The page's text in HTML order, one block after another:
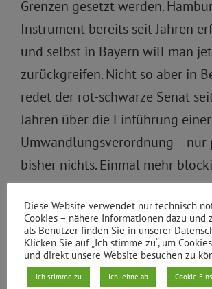
Grenzen gesetzt werden.
Instrument bereits seit Jahren
und selbst in Bayern will man
zurückgreifen. Nicht so aber in
redet der rot-schwarze Senat
Jahren über die Einführung einer
Umwandlungsverordnung – nur
bisher nichts. Einmal mehr
SPD und CDU zu Lasten der
gegenseitig. Dabei ist es mehr
das Instrument umgehend
Diese Website verwendet nur technisch
Cookies – nähere Informationen dazu und
als Benutzer finden Sie in unserer
Klicken Sie auf „Ich stimme zu“, um
und direkt unsere Website besuchen zu
Ich stimme zu Ich lehne ab Cookie